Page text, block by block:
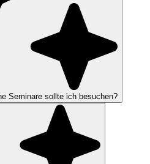
Seminare sollte ich besuchen?